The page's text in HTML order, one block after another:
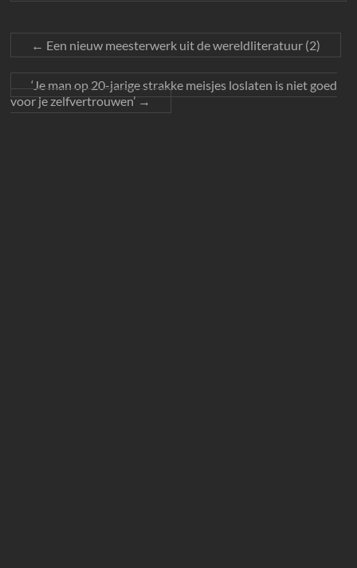
← Een nieuw meesterwerk uit de wereldliteratuur (2)
‘Je man op 20-jarige strakke meisjes loslaten is niet goed
voor je zelfvertrouwen’→